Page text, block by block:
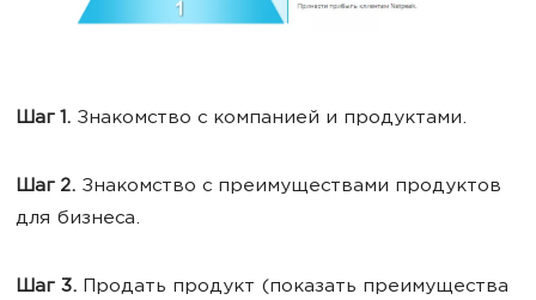
Шаг 1. Знакомство с компанией и продуктами.
Шаг 2. Знакомство с преимуществами продуктов
для бизнеса.
Шаг 3. Продать продукт (показать преимущества